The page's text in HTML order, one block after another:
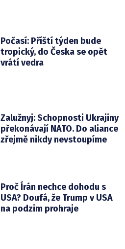
Počasí: Příští týden bude
tropický, do Česka se opět
vrátí vedra
Zalužnyj: Schopnosti Ukrajiny
překonávají NATO. Do aliance
zřejmě nikdy nevstoupíme
Proč Írán nechce dohodu s
USA? Doufá, že Trump v USA
na podzim prohraje